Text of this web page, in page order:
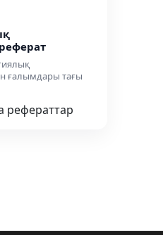
ғалымдары тағы
рефераттар